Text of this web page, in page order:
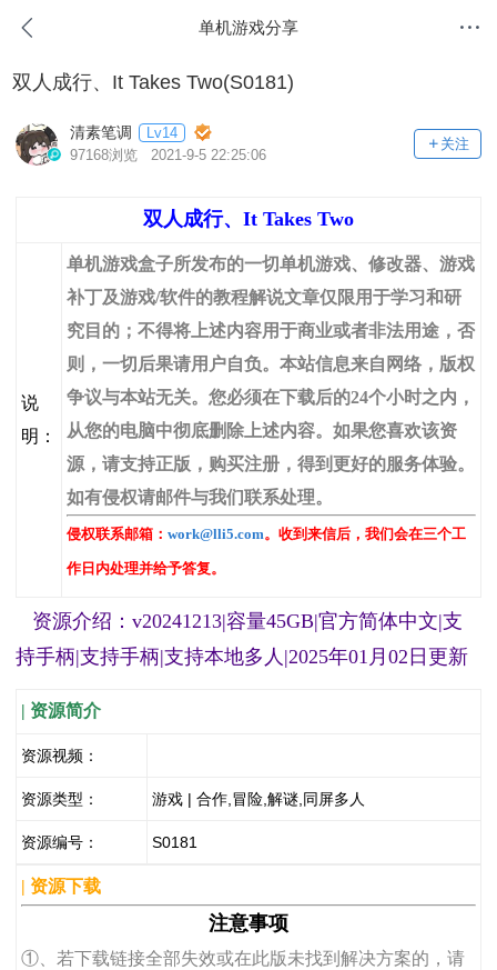
单机游戏分享
双人成行、It Takes Two(S0181)
清素笔调
Lv14
97168浏览 2021-9-5 22:25:06
关注
双人成行、It Takes Two
说
明：
单机游戏盒子所发布的一切单机游戏、修改器、游戏
补丁及游戏/软件的教程解说文章仅限用于学习和研
究目的；不得将上述内容用于商业或者非法用途，否
则，一切后果请用户自负。本站信息来自网络，版权
争议与本站无关。您必须在下载后的24个小时之内，
从您的电脑中彻底删除上述内容。如果您喜欢该资
源，请支持正版，购买注册，得到更好的服务体验。
如有侵权请邮件与我们联系处理。
侵权联系邮箱： work@lli5.com。收到来信后，我们会在三个工
作日内处理并给予答复。
资源介绍：v20241213|容量45GB|官方简体中文|支
持手柄|支持手柄|支持本地多人|2025年01月02日更新
| 资源简介
资源视频：
资源类型： 游戏 | 合作,冒险,解谜,同屏多人
资源编号： S0181
| 资源下载
注意事项
①、若下载链接全部失效或在此版未找到解决方案的，请